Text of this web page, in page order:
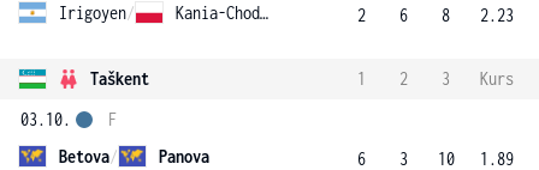
Irigoyen/ Kania-Chodun
2
6
8
2.23
Taškent 1 2 3
Kurs
03.10.
Betova/
Panova
F
6
3
10
1.89